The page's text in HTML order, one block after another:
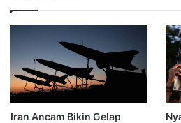
Iran Ancam Bikin Gelap